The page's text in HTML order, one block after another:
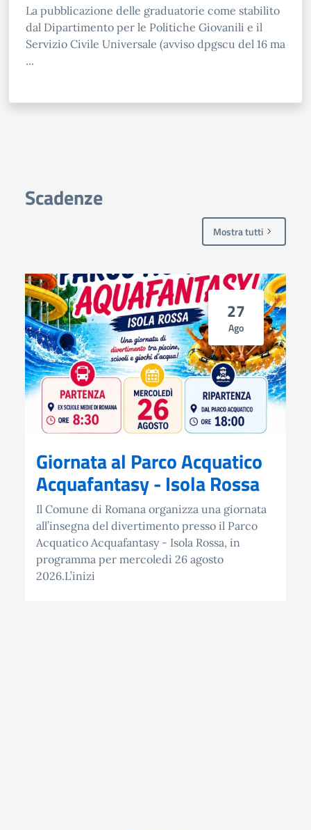
La pubblicazione delle graduatorie come stabilito
dal Dipartimento per le Politiche Giovanili e il
Servizio Civile Universale (avviso dpgscu del 16 ma
...
Scadenze
Mostra tutti
27
Ago
Giornata al Parco Acquatico
Acquafantasy - Isola Rossa
Il Comune di Romana organizza una giornata
all’insegna del divertimento presso il Parco
Acquatico Acquafantasy - Isola Rossa, in
programma per mercoledì 26 agosto
2026.L’inizi